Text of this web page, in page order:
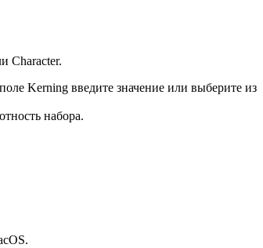
Character.
Kerning введите значение или выберите из
набора.